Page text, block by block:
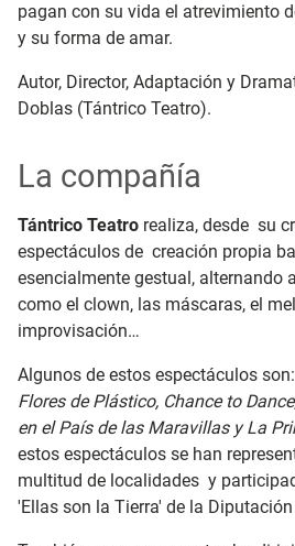
pagan con su vida el atrevimiento
y su forma de amar.
Autor, Director, Adaptación y
Doblas (Tántrico Teatro).
La compañía
Tántrico Teatro realiza, desde su
espectáculos de creación propia
esencialmente gestual, alternando
como el clown, las máscaras, el
improvisación…
Algunos de estos espectáculos son:
Flores de Plástico, Chance to Dance
en el País de las Maravillas y La
estos espectáculos se han
multitud de localidades y
'Ellas son la Tierra' de la